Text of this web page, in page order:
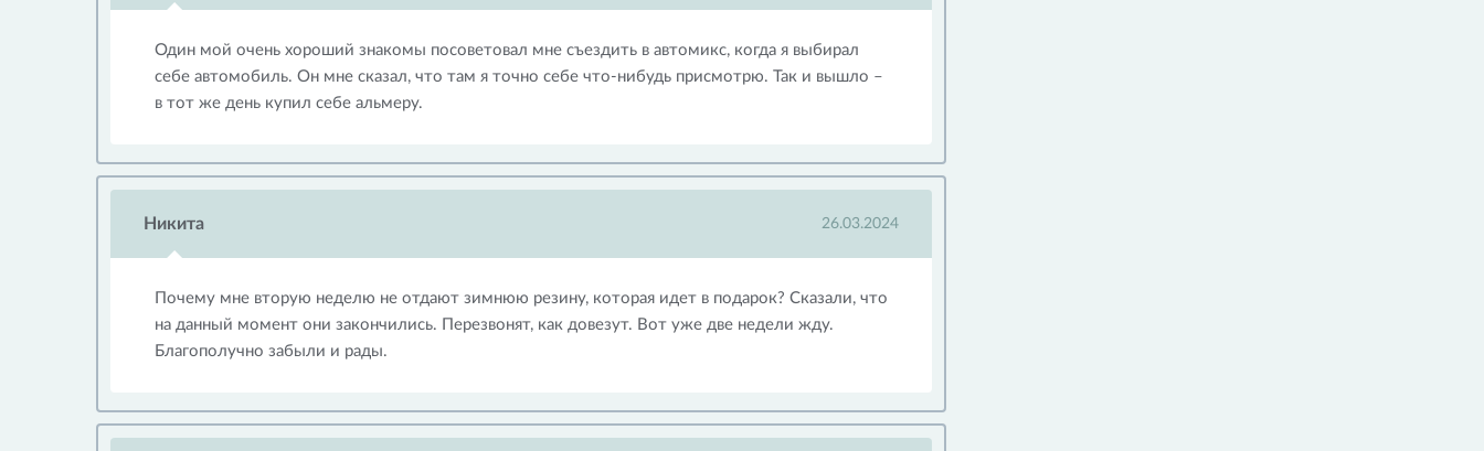
Один мой очень хороший знакомы посоветовал мне съездить в автомикс, когда я выбирал
себе автомобиль. Он мне сказал, что там я точно себе что-нибудь присмотрю. Так и вышло –
в тот же день купил себе альмеру.
Никита 26.03.2024
Почему мне вторую неделю не отдают зимнюю резину, которая идет в подарок? Сказали, что
на данный момент они закончились. Перезвонят, как довезут. Вот уже две недели жду.
Благополучно забыли и рады.